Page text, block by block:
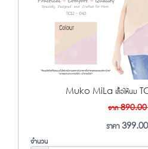
Muko MiLa เสื้อให้นม
จาก890.00
ราคา399.00
จำนวน